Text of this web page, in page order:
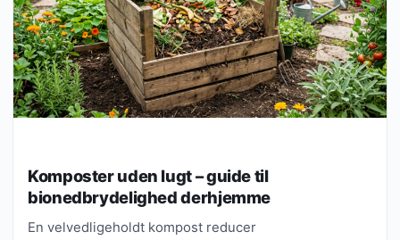
Komposter uden lugt – guide til
bionedbrydelighed derhjemme
En velvedligeholdt kompost reducer